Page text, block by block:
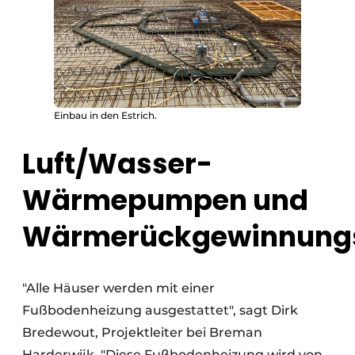
Einbau in den Estrich.
Luft/Wasser-
Wärmepumpen und
"Alle Häuser werden mit einer
Fußbodenheizung ausgestattet", sagt Dirk
Bredewout, Projektleiter bei Breman